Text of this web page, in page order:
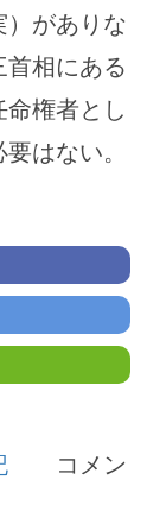
がありな
相にある
権者とし
はない。
コメン